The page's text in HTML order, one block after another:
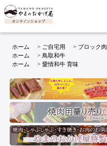
ホーム > ご自宅用 > ブロック肉
ホーム
> 鳥取和牛
ホーム
> 愛情和牛 育味